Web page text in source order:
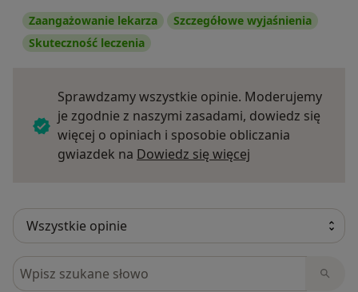
Zaangażowanie lekarza
Szczegółowe wyjaśnienia
Skuteczność leczenia
Sprawdzamy wszystkie opinie. Moderujemy
je zgodnie z naszymi zasadami, dowiedz się
więcej o opiniach i sposobie obliczania
gwiazdek na Dowiedz się więcej
Szukaj w opiniach